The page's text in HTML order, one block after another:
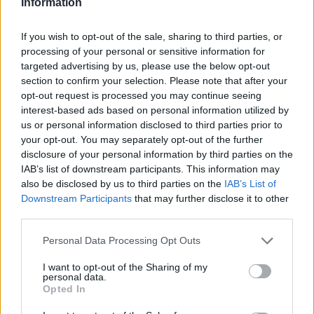
If you wish to opt-out of the sale, sharing to third parties, or
processing of your personal or sensitive information for
targeted advertising by us, please use the below opt-out
section to confirm your selection. Please note that after your
opt-out request is processed you may continue seeing
interest-based ads based on personal information utilized by
us or personal information disclosed to third parties prior to
your opt-out. You may separately opt-out of the further
disclosure of your personal information by third parties on the
IAB’s list of downstream participants. This information may
also be disclosed by us to third parties on the IAB’s List of
Downstream Participants that may further disclose it to other
Please note that this website/app uses one or more Google
not limited to your visit or usage behaviour. You may click to
grant or deny consent to Google and its third-party tags to
use your data for below specified purposes in below Google
consent section.
Personal Data Processing Opt Outs
I want to opt-out of the Sharing of my
personal data.
Opted In
Ροή Ειδήσεων
Τραγικό ρεκόρ, ο χειρότερος μήνας
απωλειών αμάχων από το 2022 στον
πόλεμο Ρωσίας-Ουκρανίας
4 Ιουνίου 2026 21:13
1 Reply